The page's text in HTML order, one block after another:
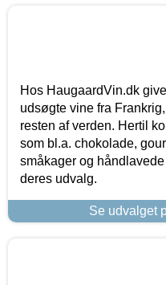
Hos HaugaardVin.dk
udsøgte vine fra
resten af verden. Hertil
som bl.a. chokolade,
småkager og
deres udvalg.
Se udvalget